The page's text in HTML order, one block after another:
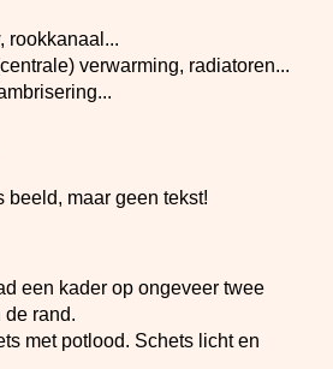
rookkanaal...
verwarming, radiatoren...
beeld, maar geen tekst!
een kader op ongeveer twee
de rand.
met potlood. Schets licht en